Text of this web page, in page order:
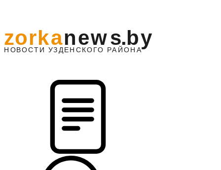
НО ВОСТИ УЗДЕНС КО ГО РАЙОНА
zorkanews.by